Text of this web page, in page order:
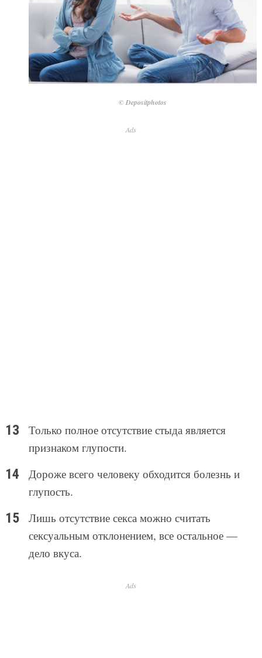
© Depositphotos
Ads
Только полное отсутствие стыда является
признаком глупости.
Дороже всего человеку обходится болезнь и
глупость.
Лишь отсутствие секса можно считать
сексуальным отклонением, все остальное —
дело вкуса.
Ads